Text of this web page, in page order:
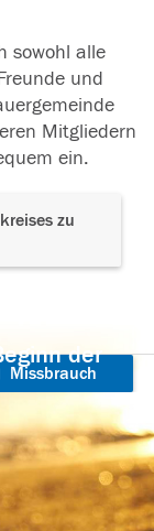
sowohl alle
und
Mitgliedern
ein.
zu
der
Missbrauch